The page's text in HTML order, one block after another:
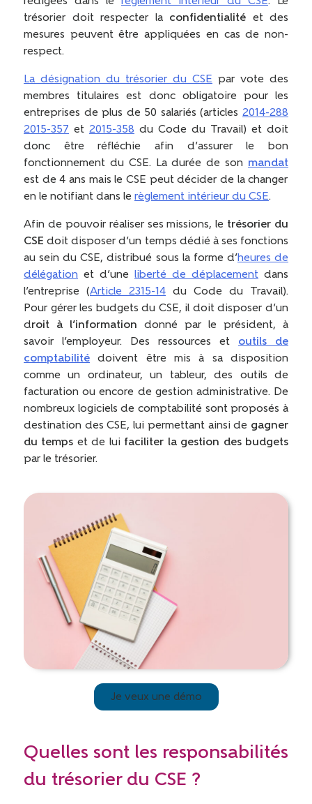
trésorier doit respecter la confidentialité et des
mesures peuvent être appliquées en cas de non-
respect.
La désignation du trésorier du CSE par vote des
membres titulaires est donc obligatoire pour les
entreprises de plus de 50 salariés (articles 2014-288
2015-357 et 2015-358 du Code du Travail) et doit
donc être réfléchie afin d’assurer le bon
fonctionnement du CSE. La durée de son mandat
est de 4 ans mais le CSE peut décider de la changer
en le notifiant dans le règlement intérieur du CSE.
Afin de pouvoir réaliser ses missions, le trésorier du
CSE doit disposer d’un temps dédié à ses fonctions
au sein du CSE, distribué sous la forme d’heures de
délégation et d’une liberté de déplacement dans
l’entreprise (Article 2315-14 du Code du Travail).
Pour gérer les budgets du CSE, il doit disposer d’un
droit à l’information donné par le président, à
savoir l’employeur. Des ressources et
outils de
comptabilité doivent être mis à sa disposition
comme un ordinateur, un tableur, des outils de
facturation ou encore de gestion administrative. De
nombreux logiciels de comptabilité sont proposés à
destination des CSE, lui permettant ainsi de gagner
du temps et de lui faciliter la gestion des budgets
par le trésorier.
Je veux une démo
Quelles sont les responsabilités
du trésorier du CSE ?